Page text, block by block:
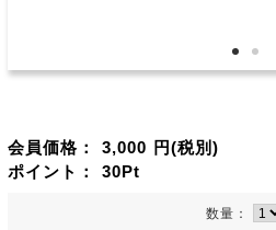
会員価格： 3,000 円(税別)
ポイント： 30Pt
数量：